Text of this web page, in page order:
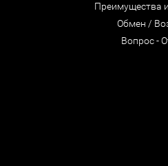
Преимущества
Обмен /
Вопрос -